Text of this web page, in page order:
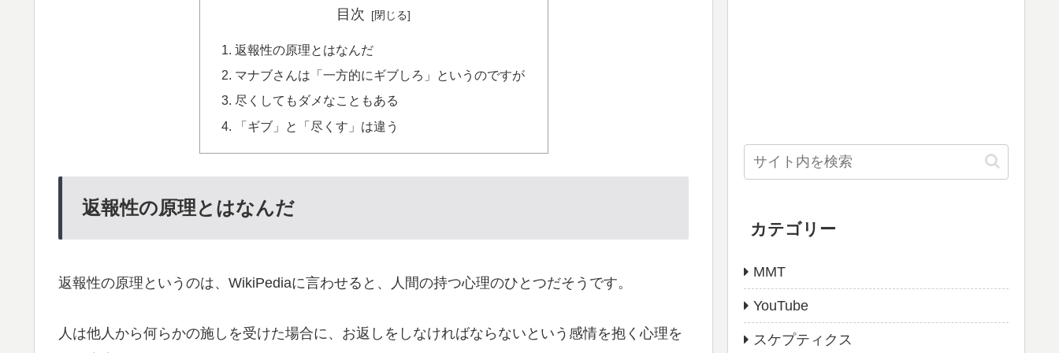
目次
返報性の原理とはなんだ
マナブさんは「一方的にギブしろ」というのですが
尽くしてもダメなこともある
「ギブ」と「尽くす」は違う
返報性の原理とはなんだ
返報性の原理というのは、WikiPediaに言わせると、人間の持つ心理のひとつだそうです。
人は他人から何らかの施しを受けた場合に、お返しをしなければならないという感情を抱く心理を
カテゴリー
MMT
YouTube
スケプティクス